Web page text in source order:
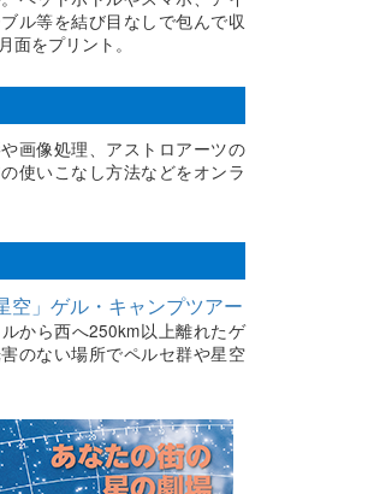
ル等を結び目なしで包んで収
面をプリント。
画像処理、アストロアーツの
使いこなし方法などをオンラ
空」ゲル・キャンプツアー
から西へ250km以上離れたゲ
のない場所でペルセ群や星空